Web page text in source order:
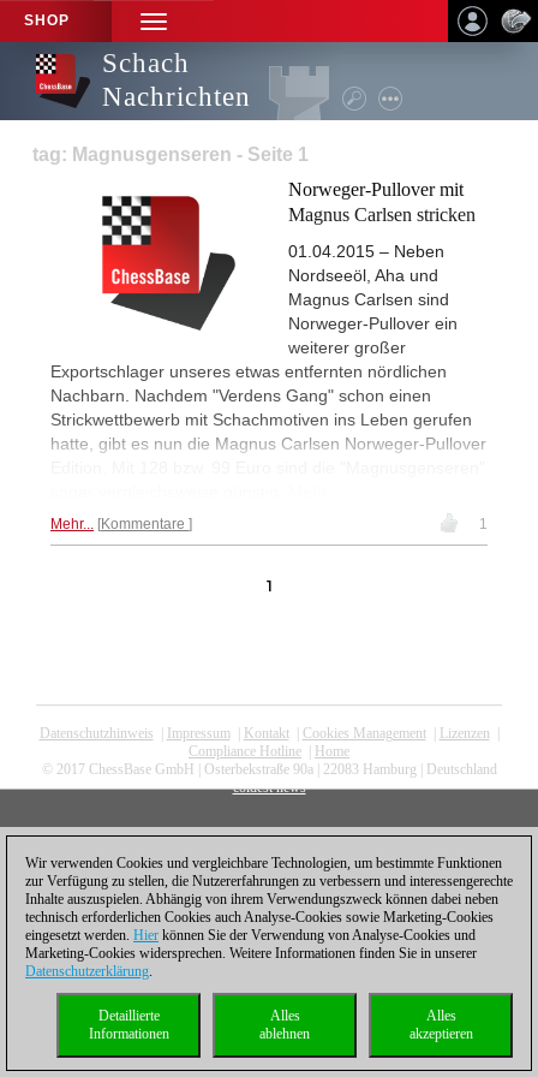
SHOP
TOGGLE
NAVIGATION
Schach
Nachrichten
tag: Magnusgenseren - Seite 1
Norweger-Pullover mit
Magnus Carlsen stricken
01.04.2015 – Neben
Nordseeöl, Aha und
Magnus Carlsen sind
Norweger-Pullover ein
weiterer großer
Exportschlager unseres etwas entfernten nördlichen
Nachbarn. Nachdem "Verdens Gang" schon einen
Strickwettbewerb mit Schachmotiven ins Leben gerufen
hatte, gibt es nun die Magnus Carlsen Norweger-Pullover
Mehr... Kommentare 1
1
Datenschutzhinweis Impressum| Kontakt| Cookies Management| Lizenzen
Compliance Hotline
Home
© 2017 ChessBase GmbH | Osterbekstraße 90a | 22083 Hamburg | Deutschland
coldest news
Wir verwenden Cookies und vergleichbare Technologien, um bestimmte Funktionen
zur Verfügung zu stellen, die Nutzererfahrungen zu verbessern und interessengerechte
Inhalte auszuspielen. Abhängig von ihrem Verwendungszweck können dabei neben
technisch erforderlichen Cookies auch Analyse-Cookies sowie Marketing-Cookies
eingesetzt werden. Hier können Sie der Verwendung von Analyse-Cookies und
Marketing-Cookies widersprechen. Weitere Informationen finden Sie in unserer
Datenschutzerklärung.
Alles
akzeptieren
Alles
ablehnen
Detaillierte
Informationen